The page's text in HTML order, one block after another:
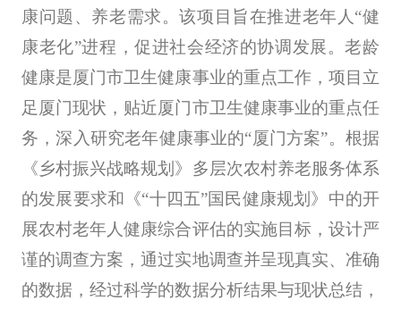
康问题、养老需求。该项目旨在推进老年人“健
康老化”进程，促进社会经济的协调发展。老龄
健康是厦门市卫生健康事业的重点工作，项目立
足厦门现状，贴近厦门市卫生健康事业的重点任
务，深入研究老年健康事业的“厦门方案”。根据
《乡村振兴战略规划》多层次农村养老服务体系
的发展要求和《“十四五”国民健康规划》中的开
展农村老年人健康综合评估的实施目标，设计严
谨的调查方案，通过实地调查并呈现真实、准确
的数据，经过科学的数据分析结果与现状总结，